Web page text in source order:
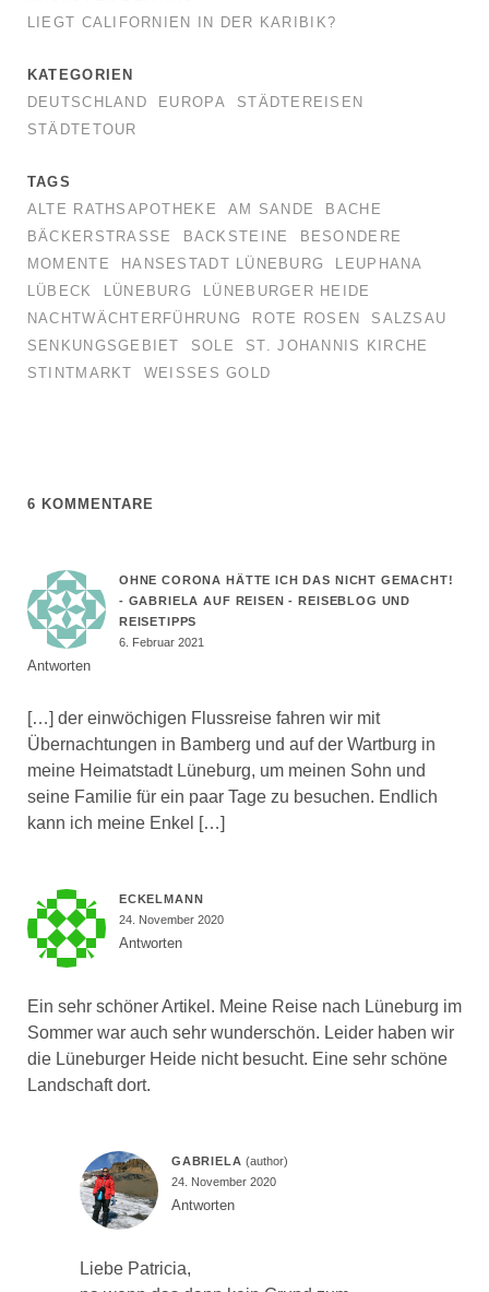
LIEGT CALIFORNIEN IN DER KARIBIK?
KATEGORIEN
DEUTSCHLAND
EUROPA
STÄDTEREISEN
STÄDTETOUR
TAGS
ALTE RATHSAPOTHEKE
AM SANDE
BACHE
BÄCKERSTRASSE
BACKSTEINE
BESONDERE
MOMENTE
HANSESTADT LÜNEBURG
LEUPHANA
LÜBECK
LÜNEBURG
LÜNEBURGER HEIDE
NACHTWÄCHTERFÜHRUNG
ROTE ROSEN
SALZSAU
SENKUNGSGEBIET
SOLE
ST. JOHANNIS KIRCHE
STINTMARKT
WEISSES GOLD
6 KOMMENTARE
OHNE CORONA HÄTTE ICH DAS NICHT GEMACHT!
- GABRIELA AUF REISEN - REISEBLOG UND
REISETIPPS
6. Februar 2021
Antworten
[…] der einwöchigen Flussreise fahren wir mit
Übernachtungen in Bamberg und auf der Wartburg in
meine Heimatstadt Lüneburg, um meinen Sohn und
seine Familie für ein paar Tage zu besuchen. Endlich
kann ich meine Enkel […]
ECKELMANN
24. November 2020
Antworten
Ein sehr schöner Artikel. Meine Reise nach Lüneburg im
Sommer war auch sehr wunderschön. Leider haben wir
die Lüneburger Heide nicht besucht. Eine sehr schöne
Landschaft dort.
GABRIELA
24. November 2020
Antworten
Liebe Patricia,